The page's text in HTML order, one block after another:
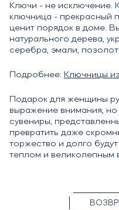
Ключи - не исключение.
ключница - прекрасный
ценит порядок в доме.
натурального дерева,
серебра, эмали,
Подробнее: Ключницы
Подарок для женщины
выражение внимания,
сувениры,
превратить даже
торжество и долго
теплом и великолепным